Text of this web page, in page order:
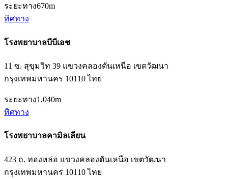
ระยะทาง670m
ทิศทาง
โรงพยาบาลบีบีเอช
11 ซ. สุขุมวิท 39 แขวงคลองตันเหนือ เขตวัฒนา
กรุงเทพมหานคร 10110 ไทย
ระยะทาง1,040m
ทิศทาง
โรงพยาบาลคามิลเลียน
423 ถ. ทองหล่อ แขวงคลองตันเหนือ เขตวัฒนา
กรุงเทพมหานคร 10110 ไทย